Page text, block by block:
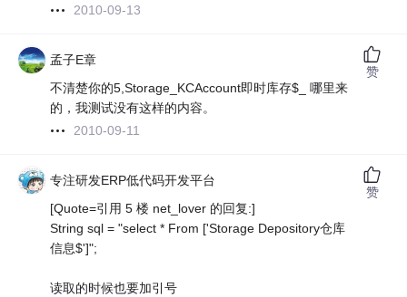
2010-09-13
孟子E章
不清楚你的5,Storage_KCAccount即时库存$_ 哪里来
的，我测试没有这样的内容。
2010-09-11
赞
专注研发ERP低代码开发平台
[Quote=引用 5 楼 net_lover 的回复:]
String sql = "select * From ['Storage Depository仓库
信息$']";
读取的时候也要加引号
赞